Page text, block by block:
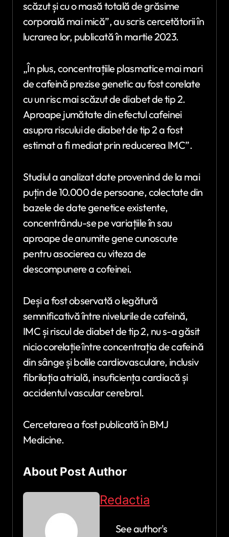
scăzut și cu o masă totală de grăsime
corporală mai mică”, au scris cercetătorii în
lucrarea lor, publicată în martie 2023.
„În plus, concentrațiile plasmatice mai mari
de cafeină prezise genetic au fost corelate
cu un risc mai scăzut de diabet de tip 2.
Aproape jumătate din efectul cafeinei
asupra riscului de diabet de tip 2 a fost
estimat a fi mediat prin reducerea IMC”.
Studiul a analizat date provenind de la mai
puțin de 10.000 de persoane, colectate din
bazele de date genetice existente,
concentrându-se pe variațiile în sau
aproape de anumite gene cunoscute
pentru asocierea cu viteza de
descompunere a cofeinei.
Deși a fost observată o legătură
semnificativă între nivelurile de cafeină,
IMC și riscul de diabet de tip 2, nu s-a găsit
nicio corelație între concentrația de cafeină
din sânge și bolile cardiovasculare, inclusiv
fibrilația atrială, insuficiența cardiacă și
accidentul vascular cerebral.
Cercetarea a fost publicată în BMJ
Medicine.
About Post Author
Redactia
See author's